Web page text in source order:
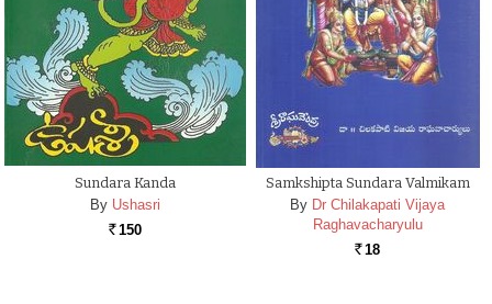
Sundara Kanda
By Ushasri
Rs. 150
Samkshipta Sundara Valmikam
By Dr Chilakapati Vijaya
Raghavacharyulu
Rs. 18